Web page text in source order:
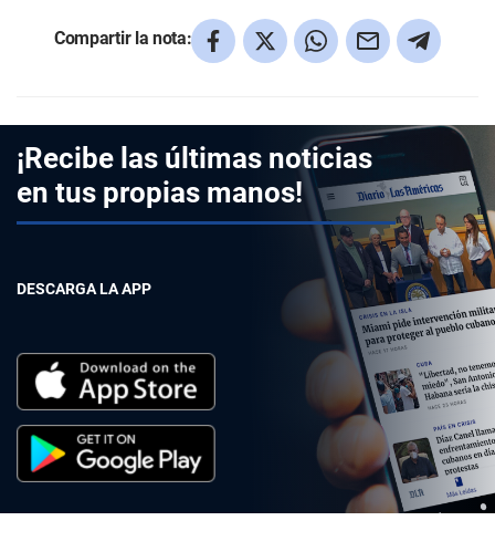
Compartir la nota:
¡Recibe las últimas noticias
en tus propias manos!
DESCARGA LA APP